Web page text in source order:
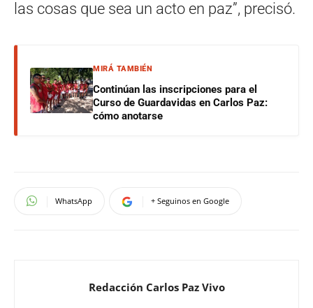
las cosas que sea un acto en paz”, precisó.
MIRÁ TAMBIÉN
Continúan las inscripciones para el
Curso de Guardavidas en Carlos Paz:
cómo anotarse
WhatsApp + Seguinos en Google
Redacción Carlos Paz Vivo